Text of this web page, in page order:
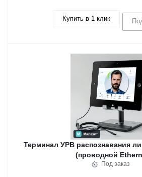
Купить в 1 клик
Терминал УРВ распознавания
(проводной
Под заказ